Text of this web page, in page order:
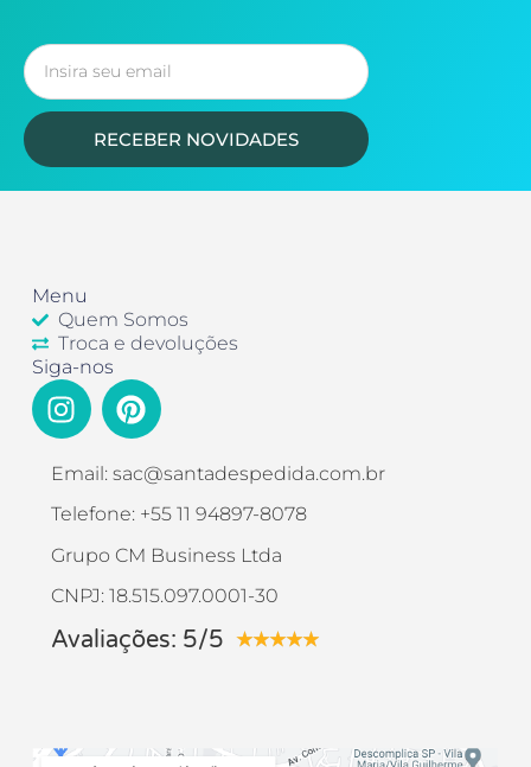
RECEBER NOVIDADES
Menu
Quem Somos
Troca e devoluções
Siga-nos
Email: sac@santadespedida.com.br
Telefone: +55 11 94897-8078
Grupo CM Business Ltda
CNPJ: 18.515.097.0001-30
Avaliações: 5/5 ★★★★★